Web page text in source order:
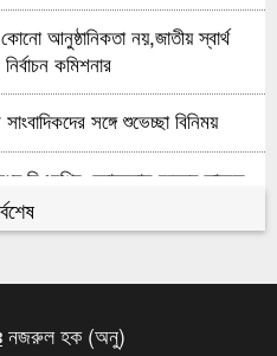
চাই ডকুমেন্টারি নির্মাণ ভোলা’র কনটেন্ট
কোনো আনুষ্ঠানিকতা নয়,জাতীয় স্বার্থ
কমিশনার
সঙ্গে শুভেচ্ছা বিনিময়
বিএনপির চেয়ারম্যান হচ্ছেন তারেক
তার স্ত্রীর সম্পদ
নজরুল হক (অনু)